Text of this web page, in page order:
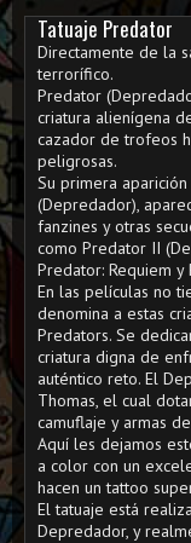
Tatuaje Predator
Directamente de la
terrorífico.
Predator
criatura alienígena
cazador de trofeos
peligrosas.
Su primera
(Depredador),
fanzines y otras
como Predator II
Predator: Requiem y
En las películas no
denomina a estas
Predators. Se
criatura digna de
auténtico reto. El
Thomas, el cual
camuflaje y armas
Aquí les dejamos
a color con un
hacen un tattoo
El tatuaje está
Depredador, y